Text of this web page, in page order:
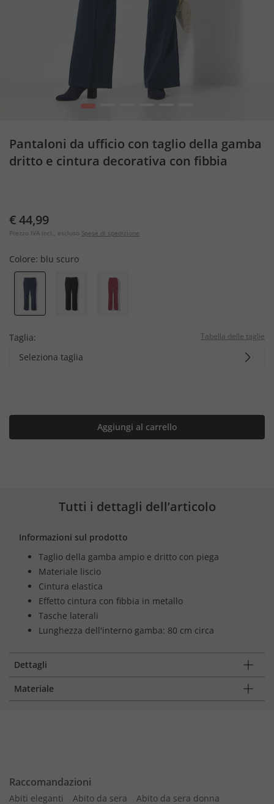
1
Pantaloni da ufficio con taglio della gamba
dritto e cintura decorativa con fibbia
€ 44,99
Prezzo IVA incl., escluso Spese di spedizione
Colore: blu scuro
Taglia: Tabella delle taglie
Seleziona taglia
Aggiungi al carrello
Tutti i dettagli dell’articolo
Informazioni sul prodotto
Taglio della gamba ampio e dritto con piega
Materiale liscio
Cintura elastica
Effetto cintura con fibbia in metallo
Tasche laterali
Lunghezza dell'interno gamba: 80 cm circa
Dettagli
Materiale
Raccomandazioni
Abiti eleganti Abito da sera
Abito da sera donna